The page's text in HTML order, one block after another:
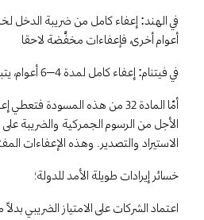
أعوام أخرى، فإعفاءات مخفَّضة لاحقا
في فيتنام: إعفاء كامل لمدة 4–6 أعوام، يتبعه خفض تدريجي للضريبة
أمّا المادة 32 من هذه المسودة
الأجل من الرسوم الجمركية والضريبة
الاستيراد والتصدير. وهذه الإعفاءات
خسائر إيرادات طويلة الأمد للدولة؛
اعتماد الشركات على الامتياز الضريبي